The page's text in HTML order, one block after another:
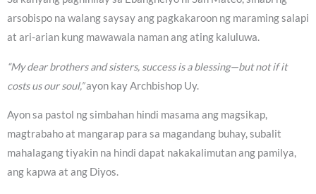
arsobispo na walang saysay ang pagkakaroon ng maraming salapi
at ari-arian kung mawawala naman ang ating kaluluwa.
“My dear brothers and sisters, success is a blessing—but not if it
costs us our soul,”ayon kay Archbishop Uy.
Ayon sa pastol ng simbahan hindi masama ang magsikap,
magtrabaho at mangarap para sa magandang buhay, subalit
mahalagang tiyakin na hindi dapat nakakalimutan ang pamilya,
ang kapwa at ang Diyos.